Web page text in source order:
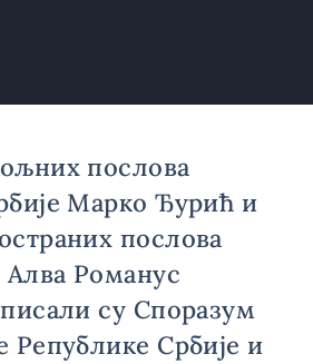
послова
Марко Ђурић и
послова
Алва Романус
су Споразум
Републике Србије и